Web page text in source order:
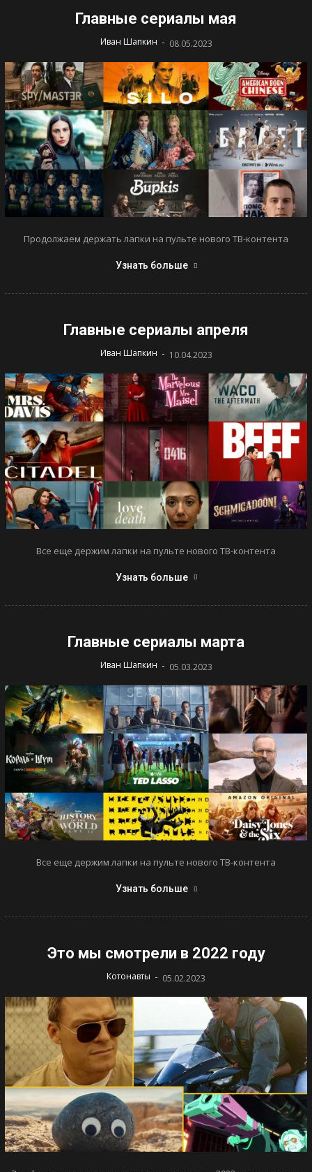
Главные сериалы мая
Иван Шапкин - 08.05.2023
Продолжаем держать лапки на пульте нового ТВ-контента
Узнать больше
Главные сериалы апреля
Иван Шапкин - 10.04.2023
Все еще держим лапки на пульте нового ТВ-контента
Узнать больше
Главные сериалы марта
Иван Шапкин - 05.03.2023
Все еще держим лапки на пульте нового ТВ-контента
Узнать больше
Это мы смотрели в 2022 году
Котонавты - 05.02.2023